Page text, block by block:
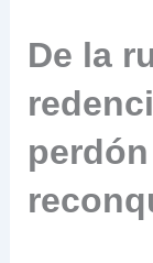
De la